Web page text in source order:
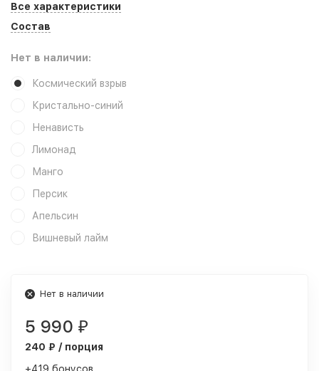
Все характеристики
Состав
Нет в наличии:
Космический взрыв
Кристально-синий
Ненависть
Лимонад
Манго
Персик
Апельсин
Вишневый лайм
Нет в наличии
5 990 ₽
240 ₽ / порция